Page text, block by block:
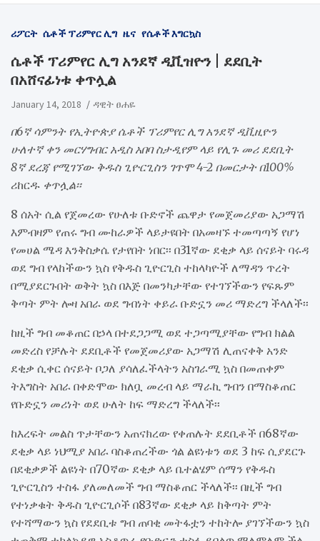
ሪፖርት ሴቶች ፕሪምየር ሊግ ዜና የሴቶች እግርኳስ
ሴቶች ፕሪምየር ሊግ አንደኛ ዲቪዝዮን | ደደቢት
በአሸናፊነቱ ቀጥሏል
January 14, 2018 ዳዊት ፀሐዬ
በ6ኛ ሳምንት የኢትዮጵያ ሴቶች ፕሪምየር ሊግ አንደኛ ዲቪዚዮን
ሁለተኛ ቀን መርሃግብር አዲስ አበባ ስታዲየም ላይ የሊጉ መሪ ደደቢት
8ኛ ደረጃ የሚገኘው ቅዱስ ጊዮርጊስን ገጥሞ 4-2 በመርታት በ100%
ሪከርዱ ቀጥሏል፡፡
8 ሰአት ሲል የጀመረው የሁለቱ ቡድኖች ጨዋታ የመጀመሪያው አጋማሽ
እምብዛም የጠሩ ግብ ሙከራዎች ላይታዩበት በአመዛኙ ተመጣጣኝ የሆነ
የመሀል ሜዳ እንቅስቃሴ የታየበት ነበር፡፡ በ31ኛው ደቂቃ ላይ ሰናይት ባሩዳ
ወደ ግብ የላከችውን ኳስ የቅዱስ ጊዮርጊስ ተከላካዮች ለማዳን ጥረት
በሚያደርጉበት ወቅት ኳስ በእጅ በመንካታቸው የተገኘችውን የፍጹም
ቅጣት ምት ሎዛ አበራ ወደ ግብነት ቀይራ ቡድኗን መሪ ማድረግ ችላለች፡፡
ከዚች ግብ መቆጠር በኃላ በተደጋጋሚ ወደ ተጋጣሚያቸው የግብ ክልል
መድረስ የቻሉት ደደቢቶች የመጀመሪያው አጋማሽ ሊጠናቀቅ አንድ
ደቂቃ ሲቀር ሰናይት ቦጋለ ያሳለፈችላትን አስገራሚ ኳስ በመጠቀም
ትእግስት አበራ በቀድሞው ክለቧ መረብ ላይ ማራኪ ግብን በማስቆጠር
የቡድኗን መሪነት ወደ ሁለት ከፍ ማድረግ ችላለች፡፡
ከእረፍት መልስ ጥታቸውን አጠናክረው የቀጠሉት ደደቢቶች በ68ኛው
ደቂቃ ላይ ነህሚያ አበራ ባስቆጠረችው ጎል ልዩነቱን ወደ 3 ከፍ ሲያደርጉ
በደቂቃዎች ልዩነት በ70ኛው ደቂቃ ላይ ቤተልሄም ሰማን የቅዱስ
ጊዮርጊስን ተስፋ ያለመለመች ግብ ማስቆጠር ችላለች፡፡ በዚች ግብ
የተነቃቁት ቅዱስ ጊዮርጊሶች በ83ኛው ደቂቃ ላይ ከቅጣት ምት
የተሻማውን ኳስ የደደቢቱ ግብ ጠባቂ መትፋቷን ተከትሎ ያገኘችውን ኳስ